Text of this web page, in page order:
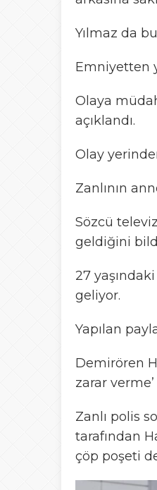
Yılmaz da
Emniyetten
Olaya
açıklandı.
Olay
Zanlının
Sözcü
geldiğini
27
geliyor.
Yapılan
Demirören
zarar
Zanlı polis
tarafından
çöp poşeti